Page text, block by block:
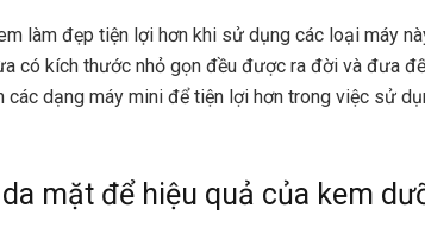
làm đẹp tiện lợi hơn khi sử dụng các loại máy
có kích thước nhỏ gọn đều được ra đời và đưa
các dạng máy mini để tiện lợi hơn trong việc sử
mặt để hiệu quả của kem